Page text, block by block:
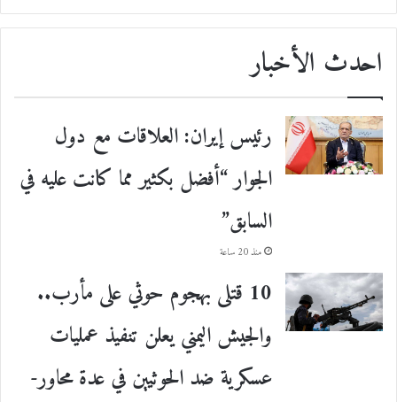
احدث الأخبار
رئيس إيران: العلاقات مع دول
الجوار “أفضل بكثير مما كانت عليه في
السابق”
منذ 20 ساعة
10 قتلى بهجوم حوثي على مأرب..
والجيش اليمني يعلن تنفيذ عمليات
عسكرية ضد الحوثيين في عدة محاور-